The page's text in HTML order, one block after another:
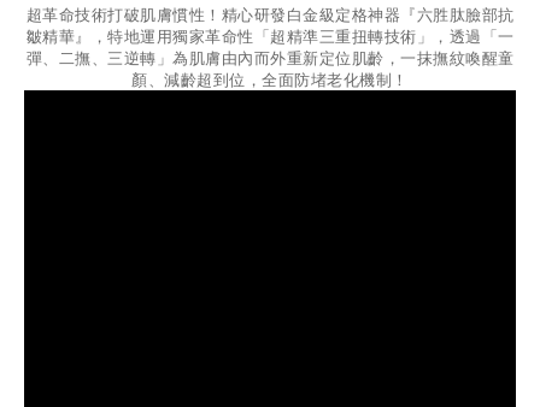
超革命技術打破肌膚慣性！精心研發白金級定格神器『六胜肽臉部抗
皺精華』，特地運用獨家革命性「超精準三重扭轉技術」，透過「一
彈、二撫、三逆轉」為肌膚由內而外重新定位肌齡，一抹撫紋喚醒童
顏、減齡超到位，全面防堵老化機制！